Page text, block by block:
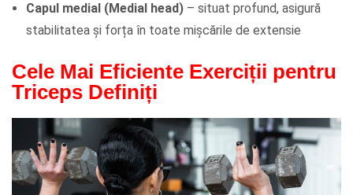
Capul medial (Medial head) – situat profund, asigură
stabilitatea și forța în toate mișcările de extensie
Cele Mai Eficiente Exerciții pentru
Triceps Definiți